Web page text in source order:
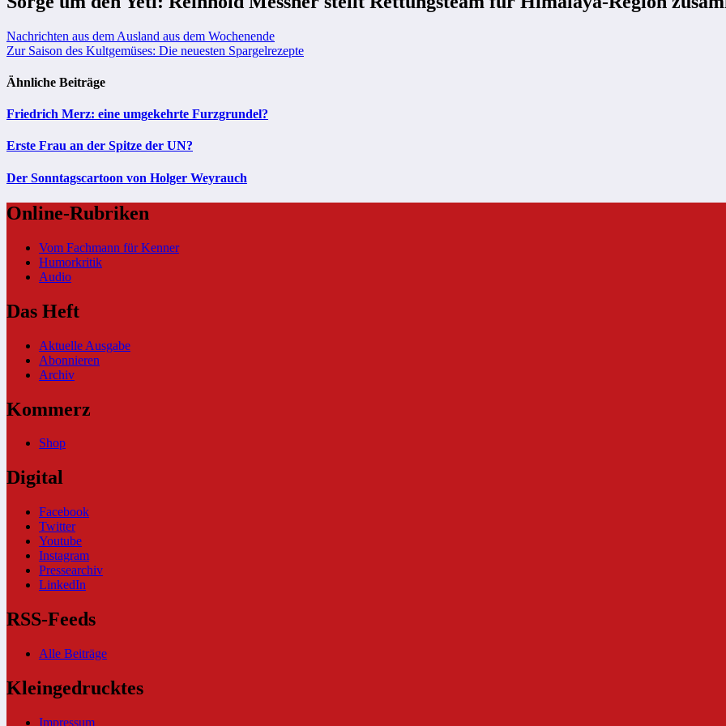
Beitragsnavigation
Nachrichten aus dem Ausland aus dem Wochenende
Zur Saison des Kultgemüses: Die neuesten Spargelrezepte
Ähnliche Beiträge
Friedrich Merz: eine umgekehrte Furzgrundel?
Erste Frau an der Spitze der UN?
Der Sonntagscartoon von Holger Weyrauch
Online-Rubriken
Vom Fachmann für Kenner
Humorkritik
Audio
Das Heft
Aktuelle Ausgabe
Abonnieren
Archiv
Kommerz
Shop
Digital
Facebook
Twitter
Youtube
Instagram
Pressearchiv
LinkedIn
RSS-Feeds
Alle Beiträge
Kleingedrucktes
Impressum